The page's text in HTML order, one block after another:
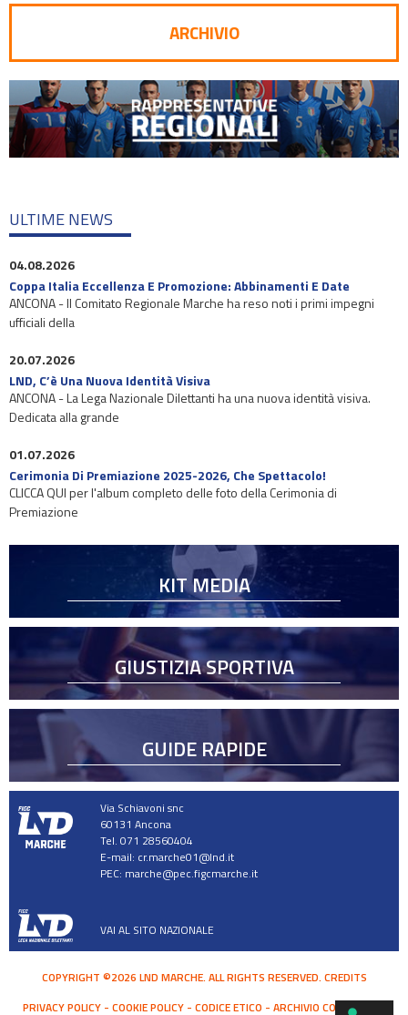
ARCHIVIO
ULTIME NEWS
04.08.2026
Coppa Italia Eccellenza E Promozione: Abbinamenti E Date
ANCONA - Il Comitato Regionale Marche ha reso noti i primi impegni
ufficiali della
20.07.2026
LND, C’è Una Nuova Identità Visiva
ANCONA - La Lega Nazionale Dilettanti ha una nuova identità visiva.
Dedicata alla grande
01.07.2026
Cerimonia Di Premiazione 2025-2026, Che Spettacolo!
CLICCA QUI per l'album completo delle foto della Cerimonia di
Premiazione
KIT MEDIA
GIUSTIZIA SPORTIVA
GUIDE RAPIDE
Via Schiavoni snc
60131 Ancona
Tel. 071 28560404
E-mail: cr.marche01@lnd.it
PEC: marche@pec.figcmarche.it
VAI AL SITO NAZIONALE
COPYRIGHT ©2026 LND MARCHE. ALL RIGHTS RESERVED. CREDITS
PRIVACY POLICY
COOKIE POLICY CODICE ETICO ARCHIVIO COMUNICATI